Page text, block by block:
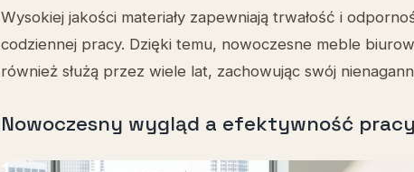
Wysokiej jakości materiały zapewniają trwałość i
codziennej pracy. Dzięki temu, nowoczesne meble
również służą przez wiele lat, zachowując swój
Nowoczesny wygląd a efektywność pracy